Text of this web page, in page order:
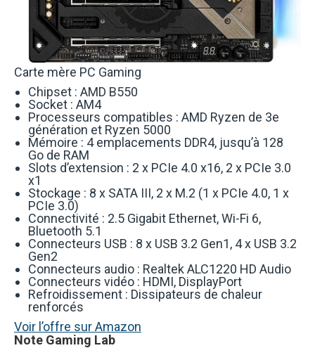
Carte mère PC Gaming
Chipset : AMD B550
Socket : AM4
Processeurs compatibles : AMD Ryzen de 3e
génération et Ryzen 5000
Mémoire : 4 emplacements DDR4, jusqu’à 128
Go de RAM
Slots d’extension : 2 x PCIe 4.0 x16, 2 x PCIe 3.0
x1
Stockage : 8 x SATA III, 2 x M.2 (1 x PCIe 4.0, 1 x
PCIe 3.0)
Connectivité : 2.5 Gigabit Ethernet, Wi-Fi 6,
Bluetooth 5.1
Connecteurs USB : 8 x USB 3.2 Gen1, 4 x USB 3.2
Gen2
Connecteurs audio : Realtek ALC1220 HD Audio
Connecteurs vidéo : HDMI, DisplayPort
Refroidissement : Dissipateurs de chaleur
renforcés
Voir l’offre sur Amazon
Note Gaming Lab